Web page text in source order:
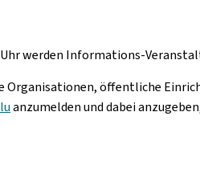
Uhr werden Informations-
Organisationen, öffentliche
anzumelden und dabei